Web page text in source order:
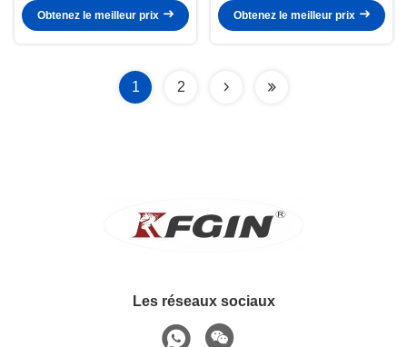
Obtenez le meilleur prix
Obtenez le meilleur prix
1 2
Les réseaux sociaux